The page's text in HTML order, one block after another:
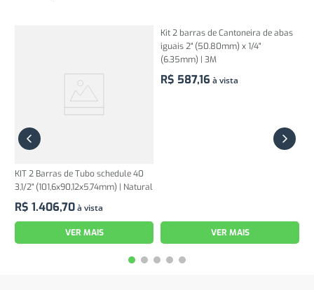
KIT 2 Barras de Tubo schedule 40
3,1/2" (101,6x90,12x5,74mm) | Natural
R$ 1.406,70à vista
VER MAIS
R$587,16à vista
VER MAIS